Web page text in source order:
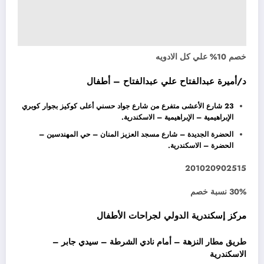
خصم 10% علي كل الادويه
د/أميرة عبدالفتاح علي عبدالفتاح – أطفال
23 شارع الأعشى متفرع من شارع جواد حسني أعلى كوكيز بجوار كوبري
الإبراهيمية – الإبراهيمية – الاسكندرية.
الحضرة الجديدة – شارع مسجد العزيز المنان – حي المهندسين –
الحضرة – الاسكندرية.
201020902515
30% نسبة خصم
مركز إسكندرية الدولي لجراحات الأطفال
طريق مطار النزهة – أمام نادي الشرطة – سيدي جابر –
الاسكندرية